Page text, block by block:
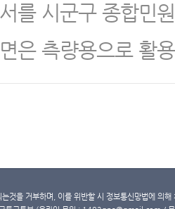
를 시군구 종합민
은 측량용으로 활
것을 거부하며, 이를 위반할 시 정보통신망법에 의